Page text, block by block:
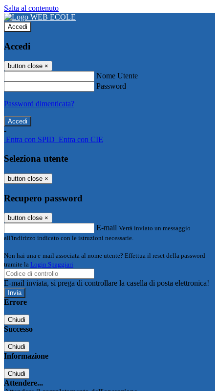
Salta al contenuto
Accedi
Accedi
button close ×
Nome Utente
Password
Password dimenticata?
-
Entra con SPID Entra con CIE
Seleziona utente
button close ×
Recupero password
button close ×
E-mail Verrà inviato un messaggio
all'indirizzo indicato con le istruzioni necessarie.
Non hai una e-mail associata al nome utente? Effettua il reset della password
tramite la Login Spaggiari
E-mail inviata, si prega di controllare la casella di posta elettronica!
Errore
Chiudi
Successo
Chiudi
Informazione
Chiudi
Attendere...